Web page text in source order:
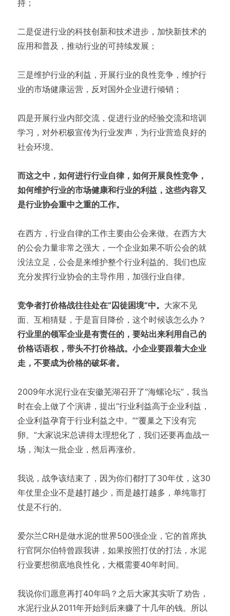
持；
二是促进行业的科技创新和技术进步，加快新技术的
应用和普及，推动行业的可持续发展；
三是维护行业的利益，开展行业的良性竞争，维护行
业的市场健康运营，反对国外企业进行倾销；
四是开展行业内部交流，促进行业的经验交流和培训
学习，对外积极宣传为行业发声，为行业营造良好的
社会环境。
而这之中，如何进行行业自律，如何开展良性竞争，
如何维护行业的市场健康和行业的利益，这些内容又
是行业协会重中之重的工作。
在西方，行业自律的工作主要由公会来做。在西方大
的公会力量非常之强大，一个企业如果不听公会的就
没法立足，公会是来维护整个行业利益的。我们也应
充分发挥行业协会的主导作用，加强行业自律。
竞争者打价格战往往处在“囚徒困境”中。 大家不见
面、互相猜疑，于是盲目降价，这个时候该怎么办？
行业里的领军企业是有责任的，要站出来利用自己的
价格话语权，带头不打价格战。小企业要跟着大企业
走，不要成为价格的破坏者。
2009年水泥行业在安徽芜湖召开了“海螺论坛”，我当
时在会上做了个演讲，提出“行业利益高于企业利益，
企业利益孕育于行业利益之中。”“覆巢之下没有完
卵。”大家说宋总讲得太理想化了，我们还要再血战一
场，淘汰一批企业，然后再涨价。
我说，战争该结束了，因为你们都打了30年仗，这30
年仗里企业不是越打越少，而是越打越多，单纯靠打
仗是不行的。
爱尔兰CRH是做水泥的世界500强企业，它的首席执
行官阿尔伯特曾跟我讲，如果按照打仗的打法，水泥
行业要想彻底地良性化，大概需要40年时间。
我说你们愿意再打40年吗？之后大家其实听了劝告，
水泥行业从2011年开始到后来赚了十几年的钱。所以